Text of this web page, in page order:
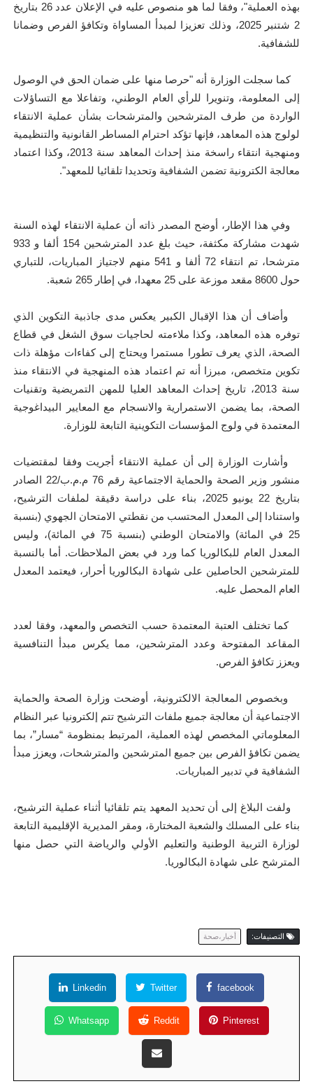
بهذه العملية"، وفقا لما هو منصوص عليه في الإعلان عدد 26 بتاريخ
2 شتنبر 2025، وذلك تعزيزا لمبدأ المساواة وتكافؤ الفرص وضمانا
للشفافية.
كما سجلت الوزارة أنه "حرصا منها على ضمان الحق في الوصول
إلى المعلومة، وتنويرا للرأي العام الوطني، وتفاعلا مع التساؤلات
الواردة من طرف المترشحين والمترشحات بشأن عملية الانتقاء
لولوج هذه المعاهد، فإنها تؤكد احترام المساطر القانونية والتنظيمية
ومنهجية انتقاء راسخة منذ إحداث المعاهد سنة 2013، وكذا اعتماد
معالجة الكترونية تضمن الشفافية وتحديدا تلقائيا للمعهد".
وفي هذا الإطار، أوضح المصدر ذاته أن عملية الانتقاء لهذه السنة
شهدت مشاركة مكثفة، حيث بلغ عدد المترشحين 154 ألفا و 933
مترشحا، تم انتقاء 72 ألفا و 541 منهم لاجتياز المباريات، للتباري
حول 8600 مقعد موزعة على 25 معهدا، في إطار 265 شعبة.
وأضاف أن هذا الإقبال الكبير يعكس مدى جاذبية التكوين الذي
توفره هذه المعاهد، وكذا ملاءمته لحاجيات سوق الشغل في قطاع
الصحة، الذي يعرف تطورا مستمرا ويحتاج إلى كفاءات مؤهلة ذات
تكوين متخصص، مبرزا أنه تم اعتماد هذه المنهجية في الانتقاء منذ
سنة 2013، تاريخ إحداث المعاهد العليا للمهن التمريضية وتقنيات
الصحة، بما يضمن الاستمرارية والانسجام مع المعايير البيداغوجية
المعتمدة في ولوج المؤسسات التكوينية التابعة للوزارة.
وأشارت الوزارة إلى أن عملية الانتقاء أجريت وفقا لمقتضيات
منشور وزير الصحة والحماية الاجتماعية رقم 76 م.م.ب/22 الصادر
بتاريخ 22 يونيو 2025، بناء على دراسة دقيقة لملفات الترشيح،
واستنادا إلى المعدل المحتسب من نقطتي الامتحان الجهوي (بنسبة
25 في المائة) والامتحان الوطني (بنسبة 75 في المائة)، وليس
المعدل العام للبكالوريا كما ورد في بعض الملاحظات. أما بالنسبة
للمترشحين الحاصلين على شهادة البكالوريا أحرار، فيعتمد المعدل
العام المحصل عليه.
كما تختلف العتبة المعتمدة حسب التخصص والمعهد، وفقا لعدد
المقاعد المفتوحة وعدد المترشحين، مما يكرس مبدأ التنافسية
ويعزز تكافؤ الفرص.
وبخصوص المعالجة الالكترونية، أوضحت وزارة الصحة والحماية
الاجتماعية أن معالجة جميع ملفات الترشيح تتم إلكترونيا عبر النظام
المعلوماتي المخصص لهذه العملية، المرتبط بمنظومة “مسار”، بما
يضمن تكافؤ الفرص بين جميع المترشحين والمترشحات، ويعزز مبدأ
الشفافية في تدبير المباريات.
ولفت البلاغ إلى أن تحديد المعهد يتم تلقائيا أثناء عملية الترشيح،
بناء على المسلك والشعبة المختارة، ومقر المديرية الإقليمية التابعة
لوزارة التربية الوطنية والتعليم الأولي والرياضة التي حصل منها
المترشح على شهادة البكالوريا.
التصنيفات: أخبار،صحة
facebook
Twitter
Linkedin
Pinterest
Reddit
Whatsapp